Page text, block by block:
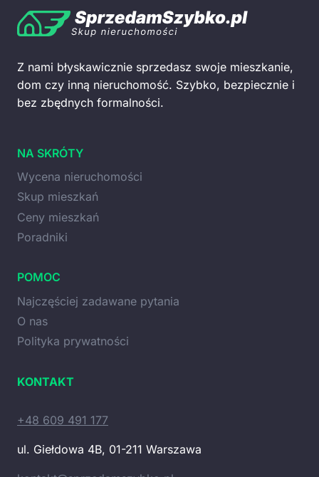
Z nami błyskawicznie sprzedasz swoje mieszkanie,
dom czy inną nieruchomość. Szybko, bezpiecznie i
bez zbędnych formalności.
NA SKRÓTY
Wycena nieruchomości
Skup mieszkań
Ceny mieszkań
Poradniki
POMOC
Najczęściej zadawane pytania
O nas
Polityka prywatności
KONTAKT
+48 609 491 177
ul. Giełdowa 4B, 01-211 Warszawa